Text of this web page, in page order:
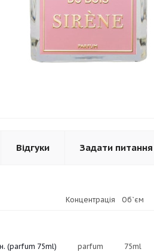
Відгуки Задати питання
Концентрація Об`єм
(parfum 75ml) parfum 75ml